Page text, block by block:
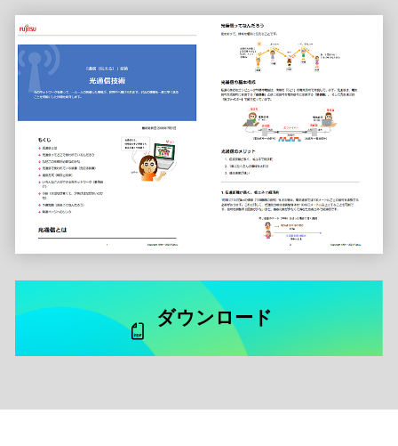
ダウンロード